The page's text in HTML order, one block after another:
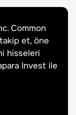
Common
et, öne
hisseleri
Invest ile